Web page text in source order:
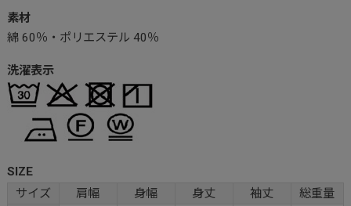
素材
綿 60％・ポリエステル 40％
洗濯表示
SIZE
サイズ
肩幅 身幅 身丈 袖丈
総重量